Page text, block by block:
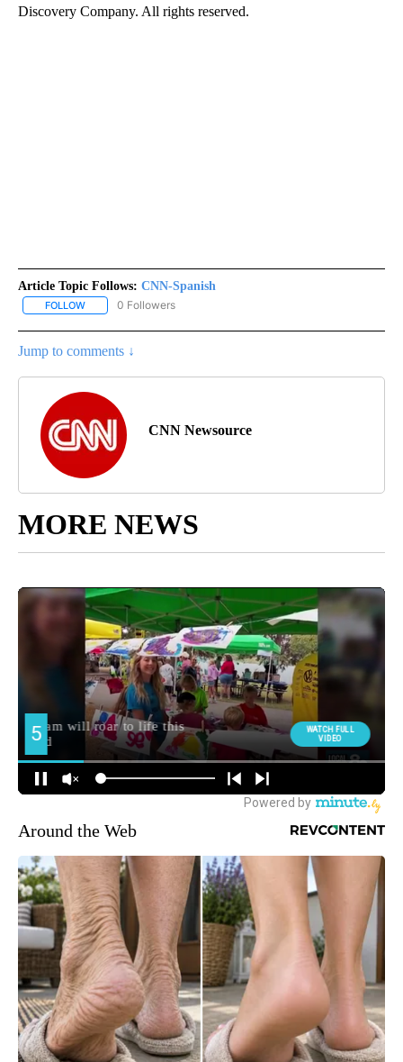
Discovery Company. All rights reserved.
Article Topic Follows: CNN-Spanish
FOLLOW FOLLOW "CNN-SPANISH" TO RECEIVE NOTIFICATIONS ABOUT
0 Followers
Jump to comments ↓
CNN Newsource
MORE NEWS
Around the Web